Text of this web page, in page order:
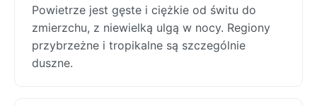
Powietrze jest gęste i ciężkie od świtu do
zmierzchu, z niewielką ulgą w nocy. Regiony
przybrzeżne i tropikalne są szczególnie
duszne.